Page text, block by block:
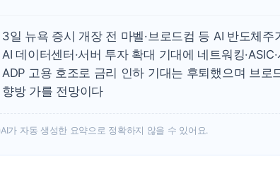
3일 뉴욕 증시 개장 전 마벨·브로드컴 등 AI 반도체주
AI 데이터센터·서버 투자 확대 기대에 네트워킹
ADP 고용 호조로 금리 인하 기대는 후퇴했으며 브로
향방 가를 전망이다
AI가 자동 생성한 요약으로 정확하지 않을 수 있어요.